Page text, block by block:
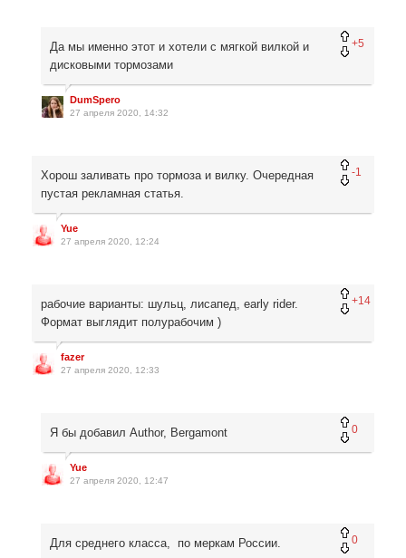
+5
Да мы именно этот и хотели с мягкой вилкой и
дисковыми тормозами
DumSpero
27 апреля 2020, 14:32
-1
Хорош заливать про тормоза и вилку. Очередная
пустая рекламная статья.
Yue
27 апреля 2020, 12:24
+14
рабочие варианты: шульц, лисапед, early rider.
Формат выглядит полурабочим )
fazer
27 апреля 2020, 12:33
0
Я бы добавил Author, Bergamont
Yue
27 апреля 2020, 12:47
0
Для среднего класса, по меркам России.